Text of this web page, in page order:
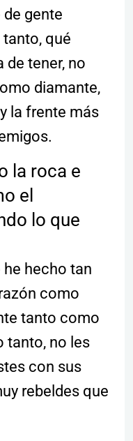
gente
qué
de tener, no
diamante,
la frente más
la roca e
el
lo que
he hecho tan
como
tanto como
tanto, no les
con sus
rebeldes que